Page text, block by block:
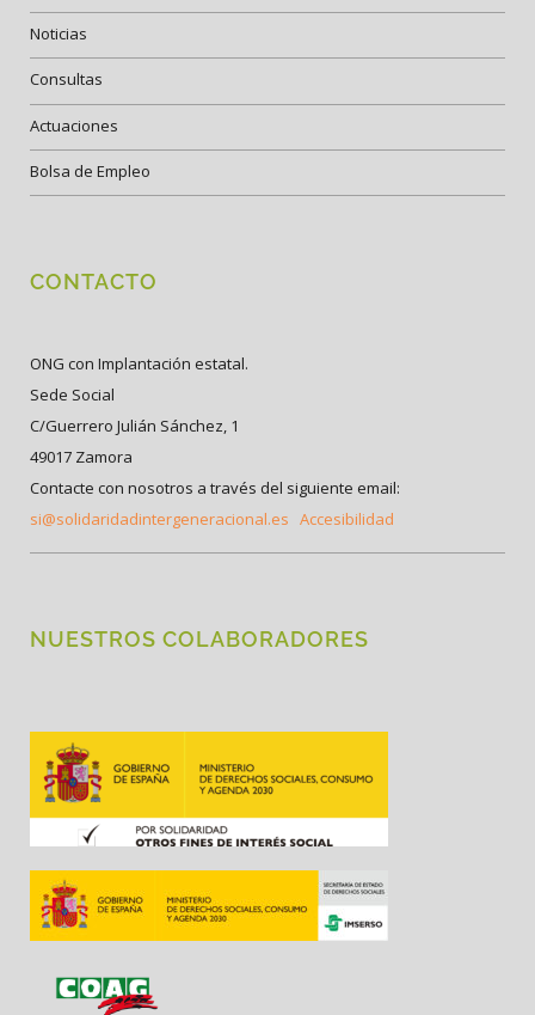
Noticias
Consultas
Actuaciones
Bolsa de Empleo
CONTACTO
ONG con Implantación estatal.
Sede Social
C/Guerrero Julián Sánchez, 1
49017 Zamora
Contacte con nosotros a través del siguiente email:
si@solidaridadintergeneracional.es Accesibilidad
NUESTROS COLABORADORES